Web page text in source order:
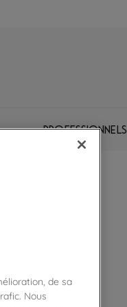
Professionnels
de sa
Nous